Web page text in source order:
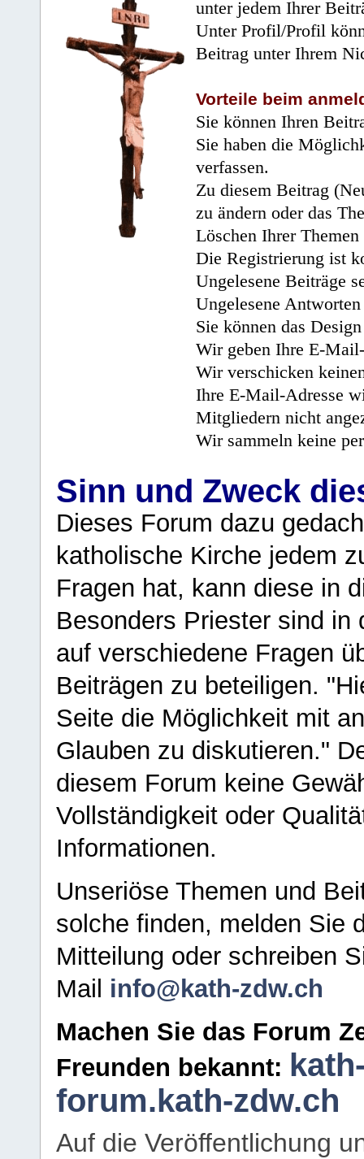
unter jedem Ihrer
Unter Profil/Profil
Beitrag unter Ihrem
Vorteile beim
Sie können Ihren
Sie haben die
verfassen.
Zu diesem Beitrag
zu ändern oder das
Löschen Ihrer
Die Registrierung ist
Ungelesene Beiträge
Ungelesene
Sie können das
Wir geben Ihre E-
Wir verschicken
Ihre E-Mail-Adresse
Mitgliedern nicht
Wir sammeln keine
Sinn und Zweck
Dieses Forum dazu
katholische Kirche jedem
Fragen hat, kann diese in
Besonders Priester sind in
auf verschiedene Fragen
Beiträgen zu beteiligen.
Seite die Möglichkeit mit
Glauben zu diskutieren."
diesem Forum keine
Vollständigkeit oder
Informationen.
Unseriöse Themen und
solche finden, melden Sie
Mitteilung oder schreiben
Mail info@kath-zdw.ch
Machen Sie das Forum
Freunden bekannt:
forum.kath-zdw.ch
Auf die Veröffentlichung